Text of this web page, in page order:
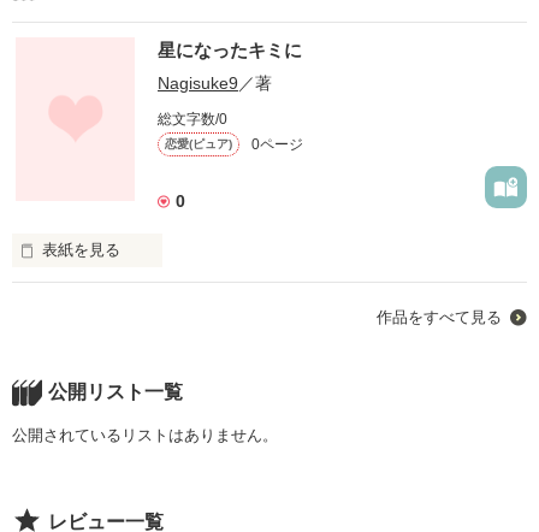
星になったキミに
Nagisuke9 ／著
総文字数/0
恋愛(ピュア) 0ページ
0
表紙を見る
作品をすべて見る
公開リスト一覧
公開されているリストはありません。
レビュー一覧